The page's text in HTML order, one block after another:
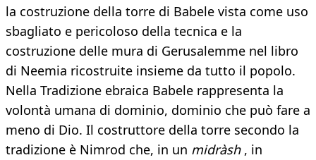
la costruzione della torre di Babele vista come uso
sbagliato e pericoloso della tecnica e la
costruzione delle mura di Gerusalemme nel libro
di Neemia ricostruite insieme da tutto il popolo.
Nella Tradizione ebraica Babele rappresenta la
volontà umana di dominio, dominio che può fare a
meno di Dio. Il costruttore della torre secondo la
tradizione è Nimrod che, in un midràsh, in